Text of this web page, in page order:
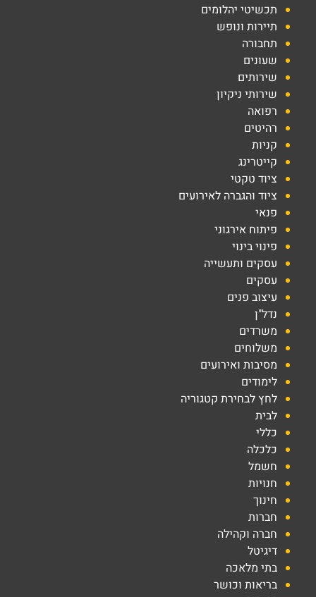
תכשיטי יהלומים
תיירות ונופש
תחבורה
שעונים
שירותים
שירותי ניקיון
רפואה
רהיטים
קניות
קייטרינג
ציוד טקטי
ציוד והגברה לאירועים
פנאי
פיתוח אירגוני
פינוי בינוי
עסקים ותעשייה
עסקים
עיצוב פנים
נדל"ן
משרדים
משלוחים
מסיבות ואירועים
לימודים
לחץ לבחירת קטגוריה
לבית
כללי
כלכלה
חשמל
חנויות
חינוך
חברות
חברה וקהילה
דיגיטל
בתי מלאכה
בריאות וכושר